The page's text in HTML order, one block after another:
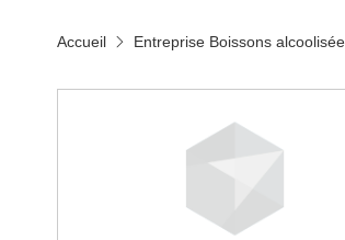
Accueil Entreprise Boissons